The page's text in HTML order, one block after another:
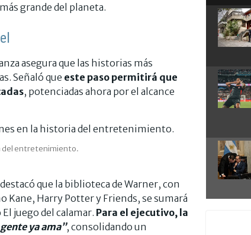
grande del planeta.
asegura que las historias más
Señaló que este paso permitirá que
, potenciadas ahora por el alcance
del entretenimiento.
que la biblioteca de Warner, con
Kane, Harry Potter y Friends, se sumará
juego del calamar. Para el ejecutivo, la
ya ama”, consolidando un